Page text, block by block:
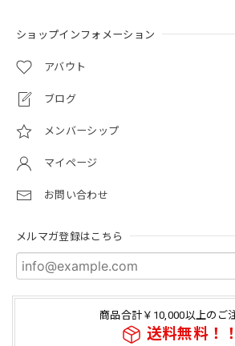
ショップインフォメーション
アバウト
ブログ
メンバーシップ
マイページ
お問い合わせ
メルマガ登録はこちら
商品合計￥10,000以上のご
送料無料！！